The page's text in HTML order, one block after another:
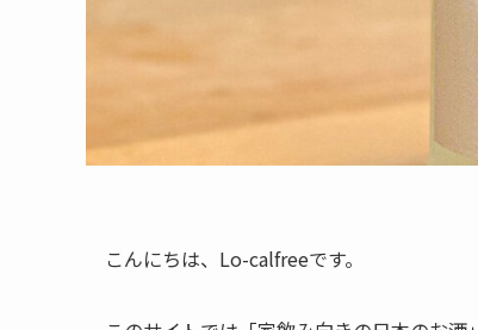
こんにちは、Lo-calfreeです。